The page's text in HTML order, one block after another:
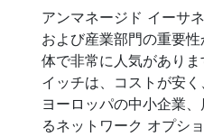
アンマネージド イーサ
および産業部門の重要
体で非常に人気があり
イッチは、コストが安く
ヨーロッパの中小企業
るネットワーク オプシ